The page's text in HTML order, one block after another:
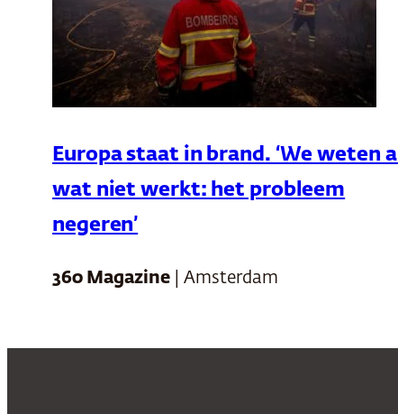
Europa staat in brand. ‘We weten al
wat niet werkt: het probleem
negeren’
360 Magazine | Amsterdam